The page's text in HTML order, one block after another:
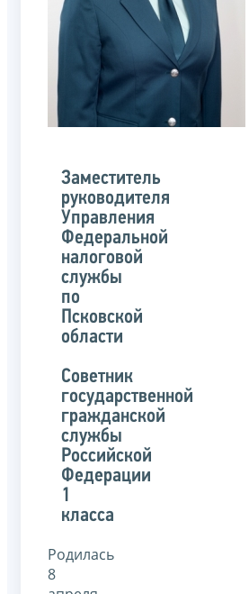
Заместитель
руководителя
Управления
Федеральной
налоговой
службы
по
Псковской
области
Советник
государственной
гражданской
службы
Российской
Федерации
1
класса
Родилась
8